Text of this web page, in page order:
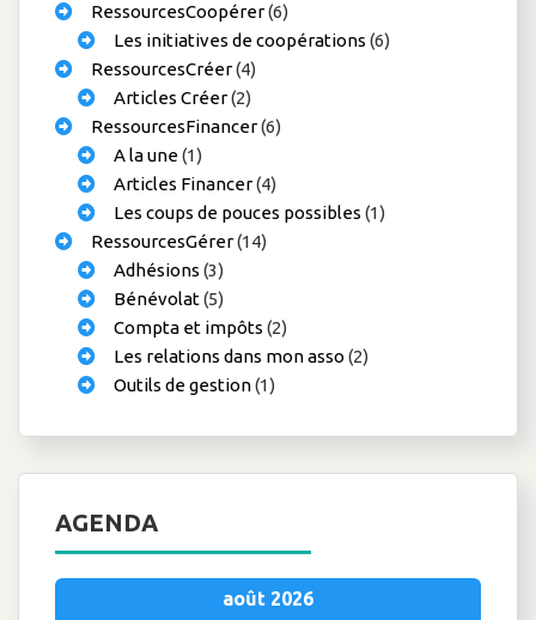
RessourcesCoopérer(6)
Les initiatives de coopérations (6)
RessourcesCréer(4)
Articles Créer(2)
RessourcesFinancer(6)
A la une(1)
Articles Financer(4)
Les coups de pouces possibles (1)
RessourcesGérer(14)
Adhésions (3)
Bénévolat(5)
Compta et impôts (2)
Les relations dans mon asso (2)
Outils de gestion(1)
AGENDA
août 2026